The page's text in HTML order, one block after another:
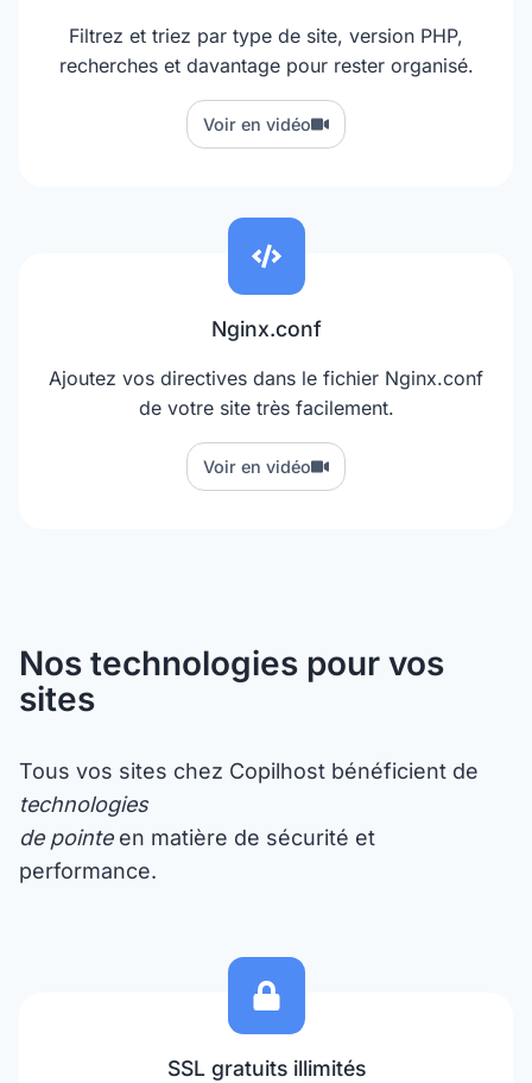
Filtrez et triez par type de site, version PHP,
recherches et davantage pour rester organisé.
Voir en vidéo
Nginx.conf
Ajoutez vos directives dans le fichier Nginx.conf
de votre site très facilement.
Voir en vidéo
Nos technologies pour vos
sites
Tous vos sites chez Copilhost bénéficient de
technologies
de pointeen matière de sécurité et
performance.
SSL gratuits illimités